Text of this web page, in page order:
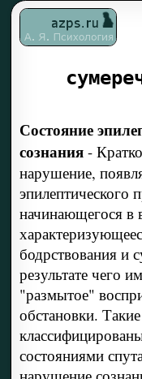
Состояние
сознания-
нарушение,
эпилептического
начинающегося в
бодрствования и
результате чего
"размытое"
обстановки.
состояниями